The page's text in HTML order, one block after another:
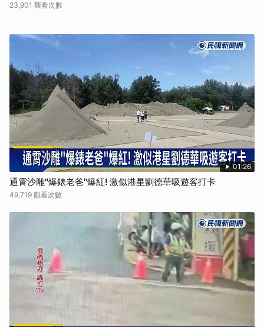
23,901 觀看次數
01:26
通霄沙雕"爆錶老爸"爆紅! 激似港星劉德華吸遊客打卡
49,719 觀看次數